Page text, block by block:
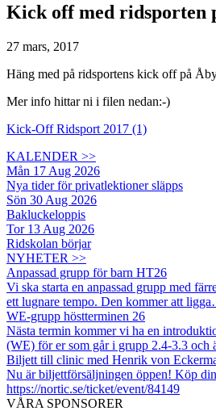
Kick off med ridsporten
27 mars, 2017
Häng med på ridsportens kick off på
Mer info hittar ni i filen nedan:-)
Kick-Off Ridsport 2017 (1)
KALENDER >>
Mån 17 Aug 2026
Nya tider för privatlektioner släpps
Sön 30 Aug 2026
Bakluckeloppis
Tor 13 Aug 2026
Ridskolan börjar
NYHETER >>
Anpassad grupp för barn HT26
Vi ska starta en anpassad grupp med
ett lugnare tempo. Den kommer att
WE-grupp höstterminen 26
Nästa termin kommer vi ha en
(WE) för er som går i grupp 2.4-3.3
Biljett till clinic med Henrik von
Nu är biljettförsäljningen öppen! Köp
https://nortic.se/ticket/event/84149
VÅRA SPONSORER